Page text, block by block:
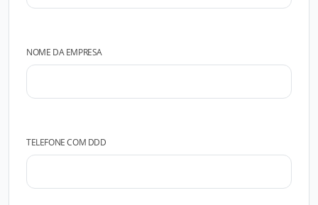
NOME DA EMPRESA
TELEFONE COM DDD